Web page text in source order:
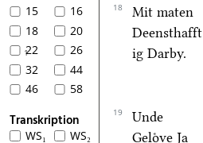
15
16
18
20
122
26
32
44
46
58
Transkription
WS₁
WS₂
18
Mit maten
Deensthafft
ig Darby.
19
Unde
Geloͤve Ja